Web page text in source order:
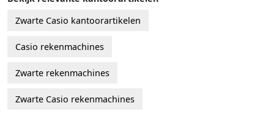
Zwarte Casio kantoorartikelen
Casio rekenmachines
Zwarte rekenmachines
Zwarte Casio rekenmachines